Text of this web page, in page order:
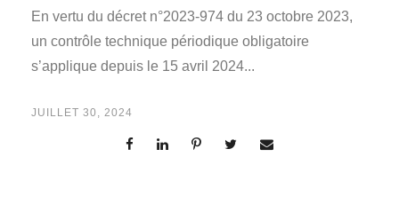
En vertu du décret n°2023-974 du 23 octobre 2023,
un contrôle technique périodique obligatoire
s’applique depuis le 15 avril 2024...
JUILLET 30, 2024